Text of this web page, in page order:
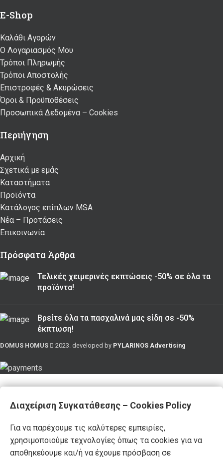
E-Shop
Καλάθι Αγορών
Ο Λογαριασμός Μου
Τρόποι Πληρωμής
Τρόποι Αποστολής
Επιστροφές & Ακυρώσεις
Όροι & Προϋποθέσεις
Προσωπικά Δεδομένα – Cookies
Περιήγηση
Αρχική
Σχετικά με εμάς
Καταστήματα
Προϊόντα
Κατάλογος επίπλων MSA
Nέα – Προτάσεις
Επικοινωνία
Πρόσφατα Άρθρα
Τελικές χειμερινές εκπτώσεις -50% σε όλα τα
προϊόντα!
Βρείτε όλα τα πασχαλινά μας είδη σε -50%
έκπτωση!
DOMUS HOMUS 2023. developed by PYLARINOS Advertising
Διαχείριση Συγκατάθεσης – Cookies Policy
Για να παρέχουμε τις καλύτερες εμπειρίες,
χρησιμοποιούμε τεχνολογίες όπως τα cookies για να
αποθηκεύουμε και/ή να έχουμε πρόσβαση σε